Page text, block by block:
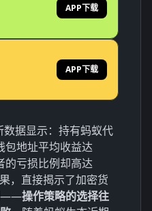
APP下载
APP下载
据显示：持有蚂蚁代
包地址平均收益达
的亏损比例却高达
，直接揭示了加密货
——操作策略的选择往